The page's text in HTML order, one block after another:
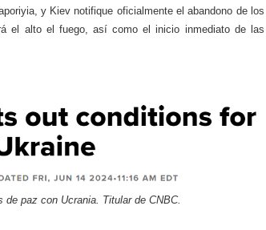
y Kiev notifique oficialmente el abandono de los
el alto el fuego, así como el inicio inmediato de las
paz con Ucrania. Titular de CNBC.